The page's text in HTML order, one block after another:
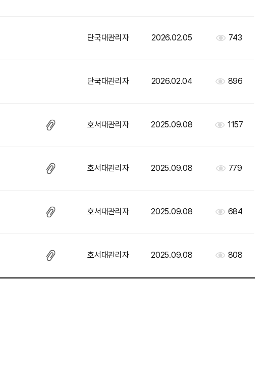
단국대관리자 2026.02.05 743
단국대관리자 2026.02.04 896
호서대관리자 2025.09.08 1157
호서대관리자 2025.09.08 779
호서대관리자 2025.09.08 684
호서대관리자 2025.09.08 808